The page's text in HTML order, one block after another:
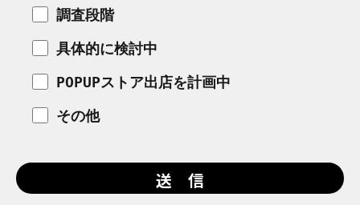
調査段階
具体的に検討中
POPUPストア出店を計画中
その他